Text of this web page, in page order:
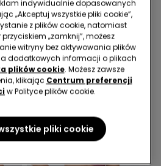
z Koronki z Recyklingu Full
Coverage Prague
84,99 zł 42,49 zł
Najniższa cena z 30 dni przed obniżką:
59,49 zł -29%
Cena regularna:84,99 zł -50%
indywidualnie dopasowanych
„Akceptuj wszystkie pliki cookie”,
z plików cookie, natomiast
„zamknij”, możesz
witryny bez aktywowania plików
dodatkowych informacji o plikach
plików cookie. Możesz zawsze
klikając Centrum preferencji
w Polityce plików cookie.
pliki cookie